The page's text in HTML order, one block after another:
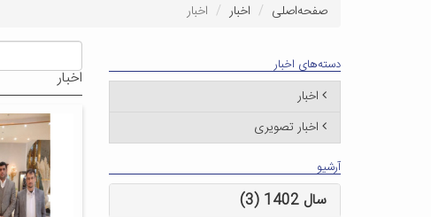
صفحه‌اصلی اخبار اخبار
اخبار
دسته‌های اخبار
اخبار
اخبار تصویری
آرشیو
سال 1402 (3)